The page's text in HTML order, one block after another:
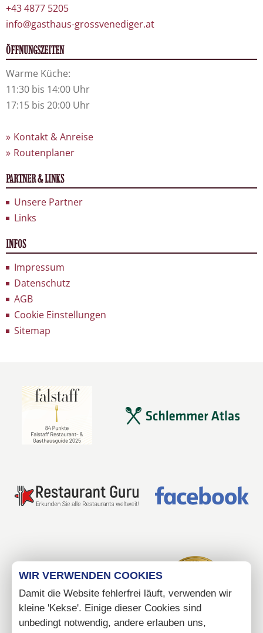
+43 4877 5205
info@gasthaus-grossvenediger.at
ÖFFNUNGSZEITEN
Warme Küche:
11:30 bis 14:00 Uhr
17:15 bis 20:00 Uhr
Kontakt & Anreise
Routenplaner
PARTNER & LINKS
Unsere Partner
Links
INFOS
Impressum
Datenschutz
AGB
Cookie Einstellungen
Sitemap
WIR VERWENDEN COOKIES
Damit die Website fehlerfrei läuft, verwenden wir
kleine 'Kekse'. Einige dieser Cookies sind
unbedingt notwendig, andere erlauben uns,